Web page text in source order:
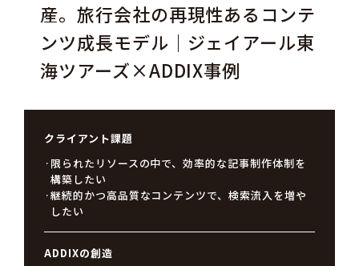
産。旅行会社の再現性あるコンテ
ンツ成長モデル｜ジェイアール東
海ツアーズ×ADDIX事例
クライアント課題
限られたリソースの中で、効率的な記事制作体制を
構築したい
継続的かつ高品質なコンテンツで、検索流入を増や
したい
ADDIXの創造